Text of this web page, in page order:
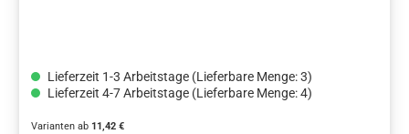
Lieferzeit 1-3 Arbeitstage (Lieferbare Menge: 3)
Lieferzeit 4-7 Arbeitstage (Lieferbare Menge: 4)
Varianten ab11,42 €